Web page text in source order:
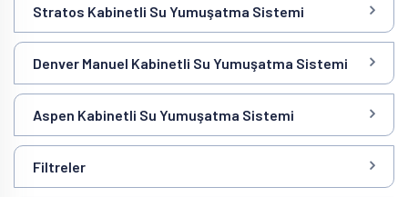
Stratos Kabinetli Su Yumuşatma Sistemi
Denver Manuel Kabinetli Su Yumuşatma Sistemi
Aspen Kabinetli Su Yumuşatma Sistemi
Filtreler